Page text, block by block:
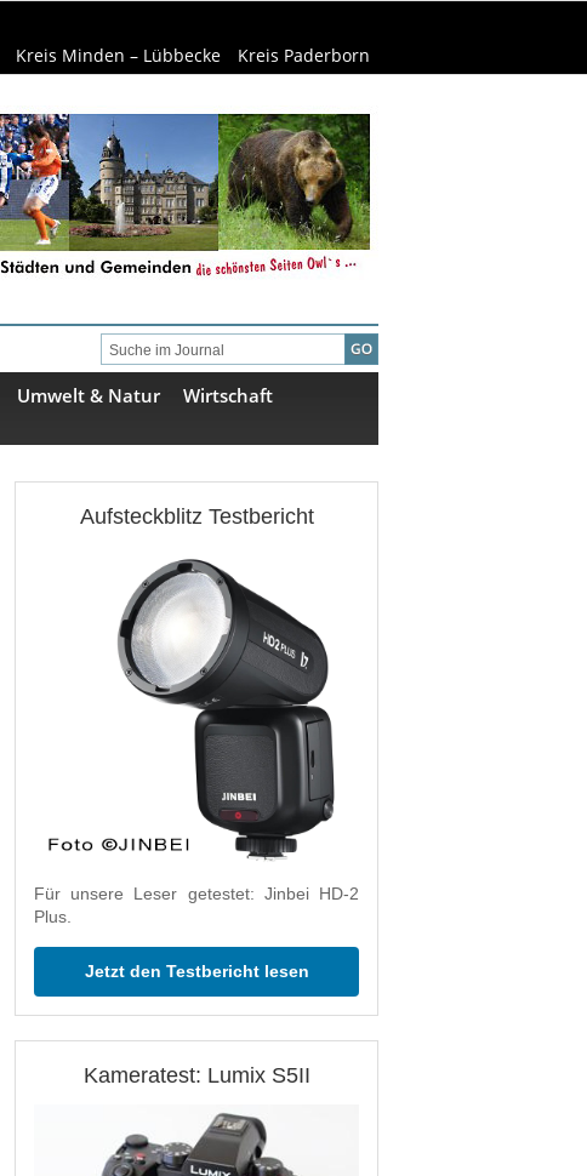
Kreis Minden – Lübbecke Kreis Paderborn
Umwelt & Natur
Wirtschaft
Aufsteckblitz Testbericht
Für unsere Leser getestet: Jinbei HD-2
Plus.
Jetzt den Testbericht lesen
Kameratest: Lumix S5II